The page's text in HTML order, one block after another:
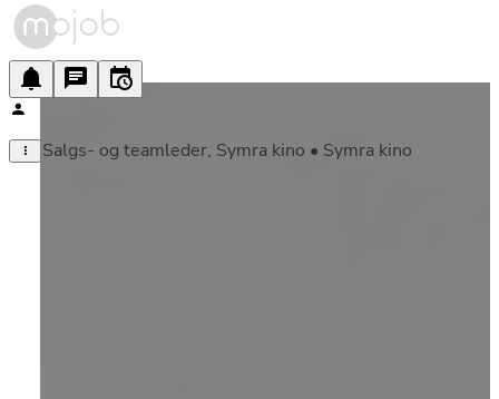
Salgs- og teamleder, Symra kino • Symra kino